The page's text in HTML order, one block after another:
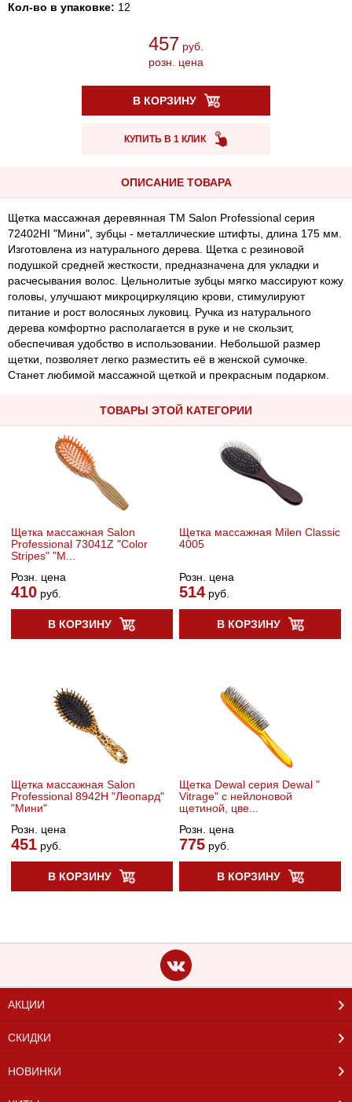
Кол-во в упаковке: 12
457 руб.
розн. цена
В КОРЗИНУ
КУПИТЬ В 1 КЛИК
ОПИСАНИЕ ТОВАРА
Щетка массажная деревянная ТМ Salon Professional серия
72402HI "Мини", зубцы - металлические штифты, длина 175 мм.
Изготовлена из натурального дерева. Щетка с резиновой
подушкой средней жесткости, предназначена для укладки и
расчесывания волос. Цельнолитые зубцы мягко массируют кожу
головы, улучшают микроциркуляцию крови, стимулируют
питание и рост волосяных луковиц. Ручка из натурального
дерева комфортно располагается в руке и не скользит,
обеспечивая удобство в использовании. Небольшой размер
щетки, позволяет легко разместить её в женской сумочке.
Станет любимой массажной щеткой и прекрасным подарком.
ТОВАРЫ ЭТОЙ КАТЕГОРИИ
Щетка массажная Salon
Professional 73041Z "Color
Stripes" "М...
Розн. цена
410руб.
В КОРЗИНУ
Щетка массажная Milen Classic
4005
Розн. цена
514 руб.
В КОРЗИНУ
Щетка массажная Salon
Professional 8942H "Леопард"
"Мини"
Розн. цена
451руб.
В КОРЗИНУ
Щетка Dewal серия Dewal "
Vitrage" с нейлоновой
щетиной, цве...
Розн. цена
775 руб.
В КОРЗИНУ
АКЦИИ
СКИДКИ
НОВИНКИ